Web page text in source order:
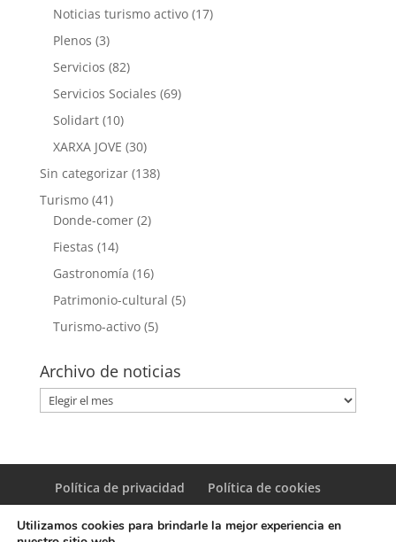
Noticias turismo activo(17)
Plenos (3)
Servicios (82)
Servicios Sociales (69)
Solidart(10)
XARXA JOVE (30)
Sin categorizar(138)
Turismo(41)
Donde-comer(2)
Fiestas (14)
Gastronomía (16)
Patrimonio-cultural (5)
Turismo-activo(5)
Archivo de noticias
Archivo
de
Política de privacidad Política de cookies
Utilizamos cookies para brindarle la mejor experiencia en